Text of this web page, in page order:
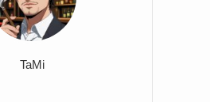
TaMi